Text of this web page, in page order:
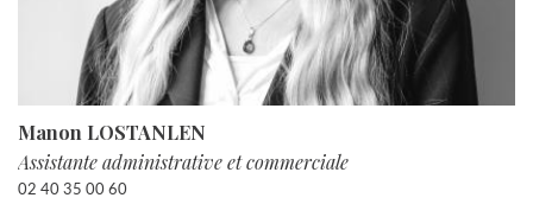
Manon LOSTANLEN
Assistante administrative et commerciale
02 40 35 00 60